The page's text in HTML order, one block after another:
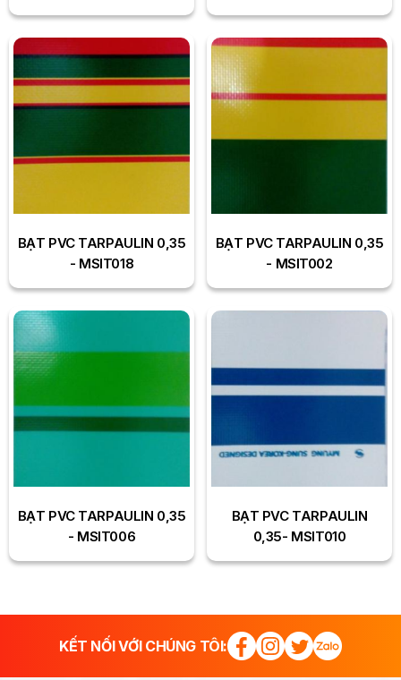
BẠT PVC TARPAULIN 0,35
- MSIT018
BẠT PVC TARPAULIN 0,35
- MSIT002
BẠT PVC TARPAULIN 0,35
- MSIT006
BẠT PVC TARPAULIN
0,35- MSIT010
KẾT NỐI VỚI CHÚNG TÔI: